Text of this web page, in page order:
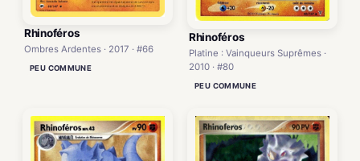
Rhinoféros
Ombres Ardentes · 2017 · #66
PEU COMMUNE
Rhinoféros
Platine : Vainqueurs Suprêmes ·
2010 · #80
PEU COMMUNE